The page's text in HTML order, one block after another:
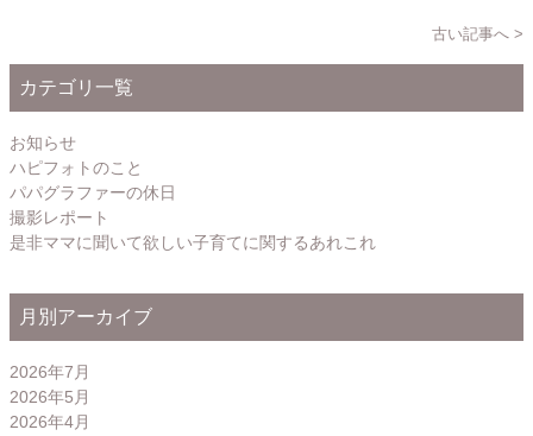
古い記事へ >
カテゴリ一覧
お知らせ
ハピフォトのこと
パパグラファーの休日
撮影レポート
是非ママに聞いて欲しい子育てに関するあれこれ
月別アーカイブ
2026年7月
2026年5月
2026年4月